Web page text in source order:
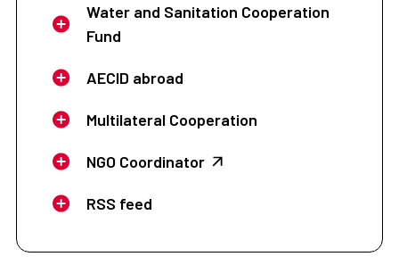
Water and Sanitation Cooperation
Fund
AECID abroad
Multilateral Cooperation
NGO Coordinator
RSS feed